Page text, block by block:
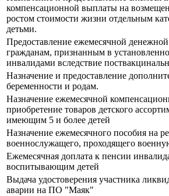
компенсационной выплаты на
ростом стоимости жизни отдельным
детьми.
Предоставление ежемесячной
гражданам, признанным в
инвалидами вследствие
Назначение и предоставление
беременности и родам.
Назначение ежемесячной
приобретение товаров детского
имеющим 5 и более детей
Назначение ежемесячного пособия на
военнослужащего, проходящего
Ежемесячная доплата к пенсии
воспитывающим детей
Выдача удостоверения участника
аварии на ПО "Маяк"